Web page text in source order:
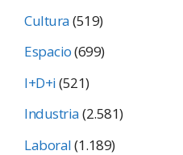
Cultura(519)
Espacio(699)
I+D+i(521)
Industria(2.581)
Laboral(1.189)